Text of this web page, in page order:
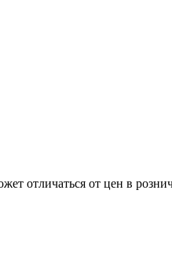
отличаться от цен в